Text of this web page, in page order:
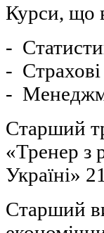
Курси, що
-
- Страхові
-
Старший
«Тренер з
Україні»
Старший